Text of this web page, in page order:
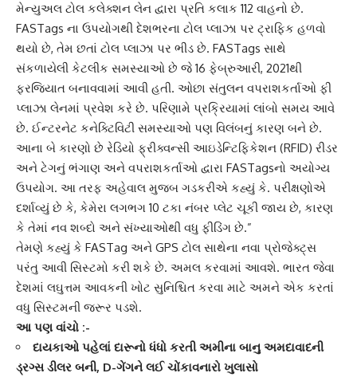
મેન્યુઅલ ટોલ કલેક્શન લેન દ્વારા પ્રતિ કલાક 112 વાહનો છે.
FASTags ના ઉપયોગથી દેશભરના ટોલ પ્લાઝા પર ટ્રાફિક હળવો
થયો છે, તેમ છતાં ટોલ પ્લાઝા પર ભીડ છે. FASTags સાથે
સંકળાયેલી કેટલીક સમસ્યાઓ છે જે 16 ફેબ્રુઆરી, 2021થી
ફરજિયાત બનાવવામાં આવી હતી. ઓછા સંતુલન વપરાશકર્તાઓ ફી
પ્લાઝા લેનમાં પ્રવેશ કરે છે. પરિણામે પ્રક્રિયામાં લાંબો સમય આવે
છે. ઈન્ટરનેટ કનેક્ટિવિટી સમસ્યાઓ પણ વિલંબનું કારણ બને છે.
આના બે કારણો છે રેડિયો ફ્રીક્વન્સી આઇડેન્ટિફિકેશન (RFID) રીડર
અને ટેગનું ભંગાણ અને વપરાશકર્તાઓ દ્વારા FASTagsનો અયોગ્ય
ઉપયોગ. આ તરફ અહેવાલ મુજબ ગડકરીએ કહ્યું કે. પરીક્ષણોએ
દર્શાવ્યું છે કે, કેમેરા લગભગ 10 ટકા નંબર પ્લેટ ચૂકી જાય છે, કારણ
કે તેમાં નવ શબ્દો અને સંખ્યાઓથી વધુ ફીડિંગ છે.”
તેમણે કહ્યું કે FASTag અને GPS ટોલ સાથેના નવા પ્રોજેક્ટ્સ
પરંતુ આવી સિસ્ટમો કરી શકે છે. અમલ કરવામાં આવશે. ભારત જેવા
દેશમાં લઘુત્તમ આવકની ખોટ સુનિશ્ચિત કરવા માટે અમને એક કરતાં
વધુ સિસ્ટમની જરૂર પડશે.
આ પણ વાંચો :-
દાયકાઓ પહેલાં દારૂનો ધંધો કરતી અમીના બાનુ અમદાવાદની
ડ્રગ્સ ડીલર બની, D-ગેંગને લઈ ચોંકાવનારો ખુલાસો